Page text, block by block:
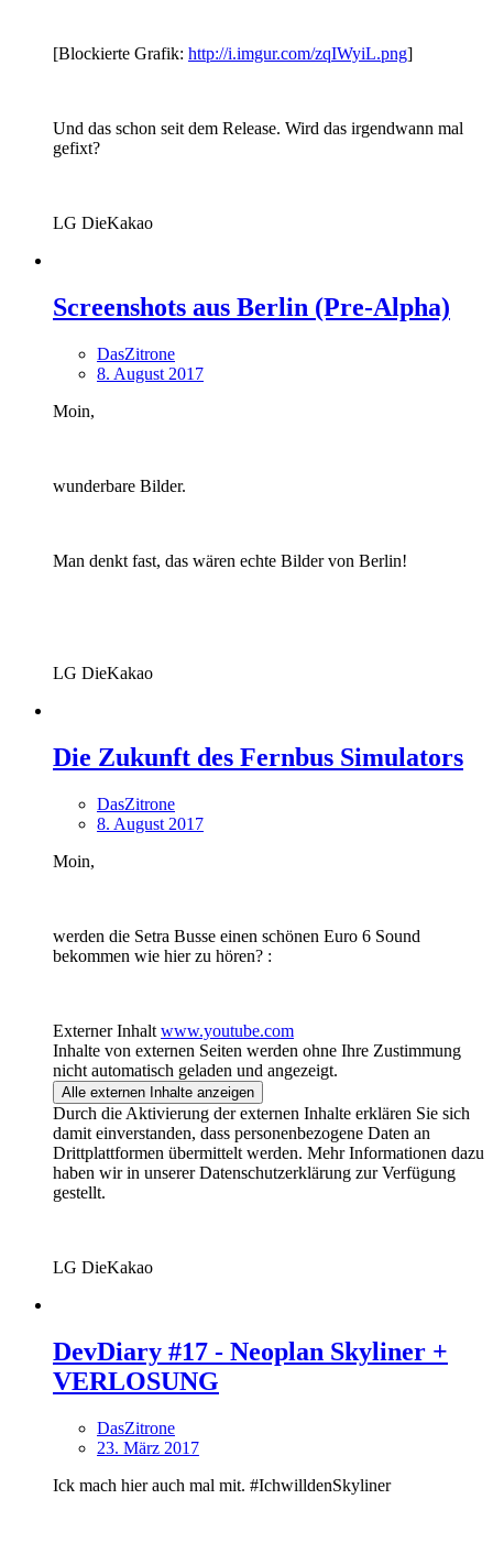
[Blockierte Grafik: http://i.imgur.com/zqIWyiL.png]
Und das schon seit dem Release. Wird das irgendwann mal
gefixt?
LG DieKakao
Screenshots aus Berlin (Pre-Alpha)
DasZitrone
8. August 2017
Moin,
wunderbare Bilder.
Man denkt fast, das wären echte Bilder von Berlin!
LG DieKakao
Die Zukunft des Fernbus Simulators
DasZitrone
8. August 2017
Moin,
werden die Setra Busse einen schönen Euro 6 Sound
bekommen wie hier zu hören? :
Externer Inhalt www.youtube.com
Inhalte von externen Seiten werden ohne Ihre Zustimmung
nicht automatisch geladen und angezeigt.
Alle externen Inhalte anzeigen
Durch die Aktivierung der externen Inhalte erklären Sie sich
damit einverstanden, dass personenbezogene Daten an
Drittplattformen übermittelt werden. Mehr Informationen dazu
haben wir in unserer Datenschutzerklärung zur Verfügung
gestellt.
LG DieKakao
DevDiary #17 - Neoplan Skyliner +
VERLOSUNG
DasZitrone
23. März 2017
Ick mach hier auch mal mit. #IchwilldenSkyliner